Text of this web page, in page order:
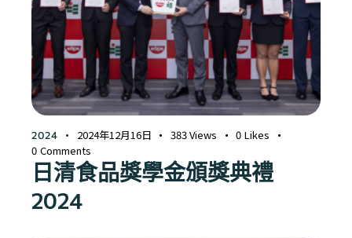
2024 2024年12月16日 383 Views 0 Likes
0 Comments
日清食品獎學金頒獎典禮
2024